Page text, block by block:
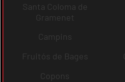
Santa Coloma de
Gramenet
Campins
Fruitós de Bages
Copons